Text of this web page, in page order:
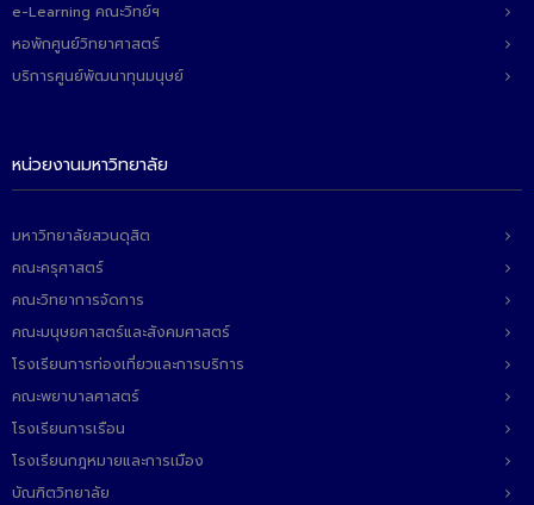
e-Learning คณะวิทย์ฯ
หอพักศูนย์วิทยาศาสตร์
บริการศูนย์พัฒนาทุนมนุษย์
หน่วยงานมหาวิทยาลัย
มหาวิทยาลัยสวนดุสิต
คณะครุศาสตร์
คณะวิทยาการจัดการ
คณะมนุษยศาสตร์และสังคมศาสตร์
โรงเรียนการท่องเที่ยวและการบริการ
คณะพยาบาลศาสตร์
โรงเรียนการเรือน
โรงเรียนกฎหมายและการเมือง
บัณฑิตวิทยาลัย